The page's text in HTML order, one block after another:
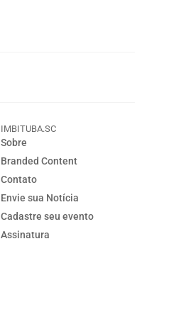
IMBITUBA.SC
Sobre
Branded Content
Contato
Envie sua Notícia
Cadastre seu evento
Assinatura